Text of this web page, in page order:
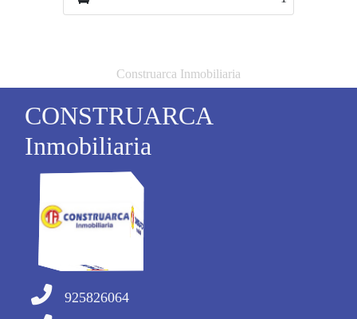
Construarca Inmobiliaria
CONSTRUARCA
Inmobiliaria
925826064